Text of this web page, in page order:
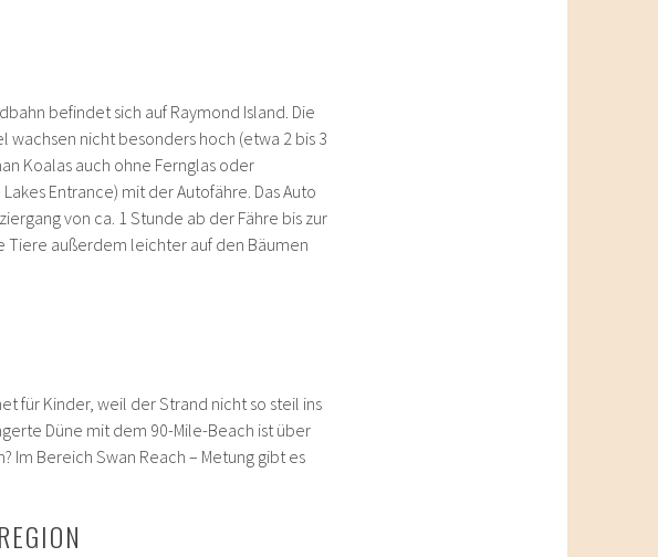
befindet sich auf Raymond Island. Die
wachsen nicht besonders hoch (etwa 2 bis 3
Koalas auch ohne Fernglas oder
Entrance) mit der Autofähre. Das Auto
von ca. 1 Stunde ab der Fähre bis zur
Tiere außerdem leichter auf den Bäumen
für Kinder, weil der Strand nicht so steil ins
Düne mit dem 90-Mile-Beach ist über
Im Bereich Swan Reach – Metung gibt es